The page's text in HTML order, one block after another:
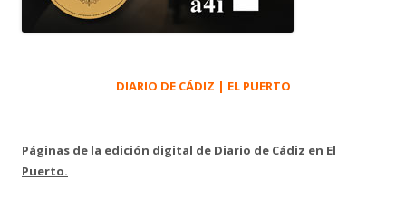
DIARIO DE CÁDIZ | EL PUERTO
Páginas de la edición digital de Diario de Cádiz en El
Puerto.